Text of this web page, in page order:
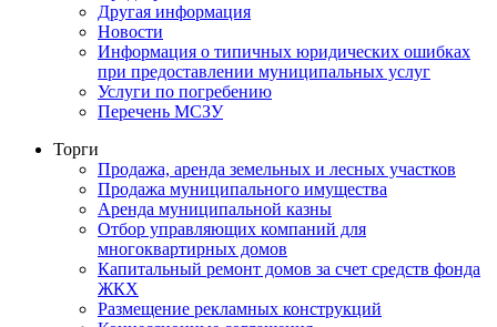
Другая информация
Новости
Информация о типичных юридических ошибках
при предоставлении муниципальных услуг
Услуги по погребению
Перечень МСЗУ
Торги
Продажа, аренда земельных и лесных участков
Продажа муниципального имущества
Аренда муниципальной казны
Отбор управляющих компаний для
многоквартирных домов
Капитальный ремонт домов за счет средств фонда
ЖКХ
Размещение рекламных конструкций